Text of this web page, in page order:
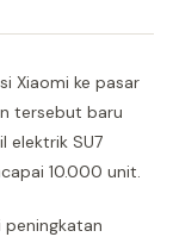
Xiaomi ke pasar
tersebut baru
elektrik SU7
10.000 unit.
peningkatan